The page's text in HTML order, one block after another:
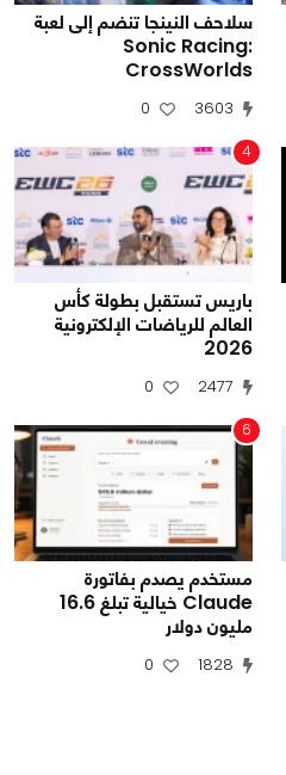
سلاحف النينجا تنضم إلى لعبة
Sonic Racing:
CrossWorlds
3603
0
4
باريس تستقبل بطولة كأس
العالم للرياضات الإلكترونية
2026
2477
0
6
مستخدم يصدم بفاتورة
Claude خيالية تبلغ 16.6
مليون دولار
1828
0